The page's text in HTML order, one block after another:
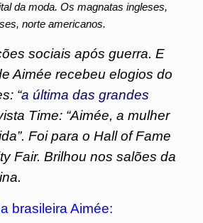
da moda. Os magnatas ingleses,
norte americanos.
sociais após guerra. E
Aimée recebeu elogios do
“a última das grandes
Time: “Aimée, a mulher
Foi para o Hall of Fame
Fair. Brilhou nos salões da
brasileira Aimée: